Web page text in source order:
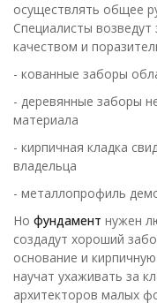
осуществлять общее
Специалисты
качеством и
- кованные заборы
- деревянные заборы
материала
- кирпичная кладка
владельца
- металлопрофиль
Но фундамент нужен
создадут хороший
основание и
научат ухаживать за
архитекторов малых